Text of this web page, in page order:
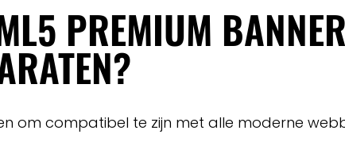
PREMIUM
om compatibel te zijn met alle moderne